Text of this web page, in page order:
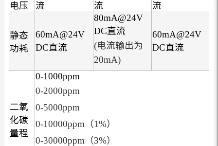
电压
流
流
流
静态
功耗
60mA@24V
DC直流
80mA@24V
DC直流
(电流输出为
20mA)
60mA@24V
DC直流
二氧
化碳
量程
0-1000ppm
0-2000ppm
0-5000ppm
0-10000ppm（1%）
0-30000ppm（3%）